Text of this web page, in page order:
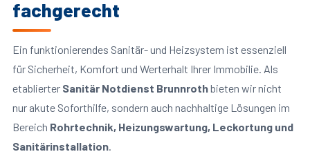
fachgerecht
Ein funktionierendes Sanitär- und Heizsystem ist essenziell
für Sicherheit, Komfort und Werterhalt Ihrer Immobilie. Als
etablierter Sanitär Notdienst Brunnrothbieten wir nicht
nur akute Soforthilfe, sondern auch nachhaltige Lösungen im
Bereich Rohrtechnik, Heizungswartung, Leckortung und
Sanitärinstallation.